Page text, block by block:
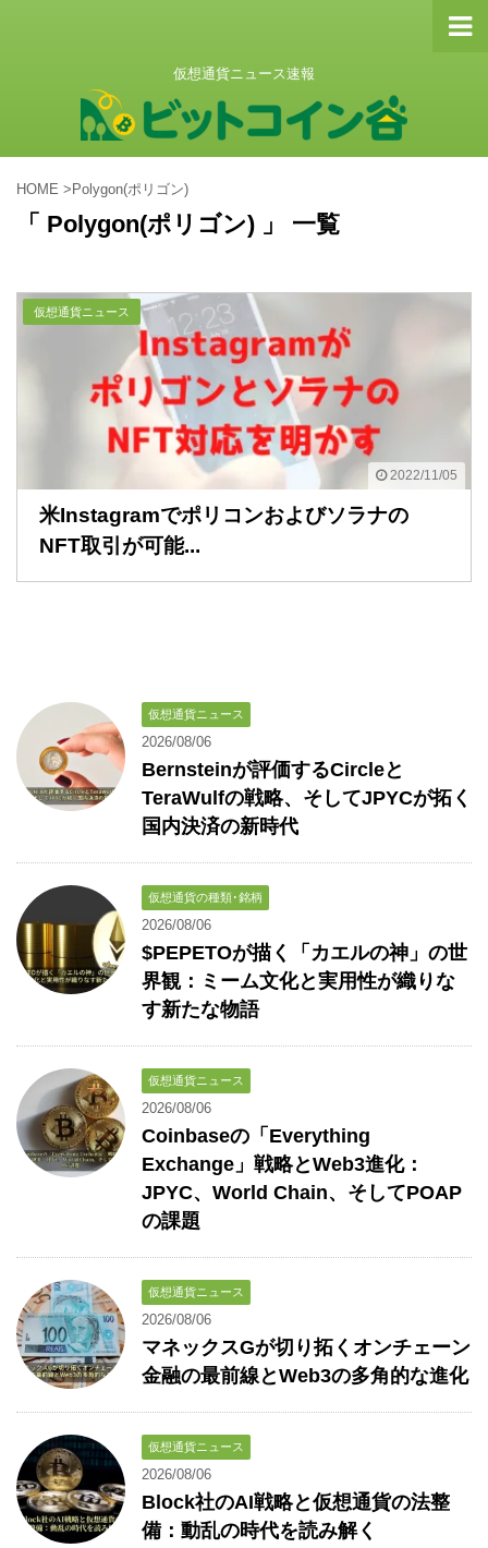
仮想通貨ニュース速報
HOME > Polygon(ポリゴン)
「 Polygon(ポリゴン) 」 一覧
2022/11/05
仮想通貨ニュース
米Instagramでポリコンおよびソラナの
NFT取引が可能...
仮想通貨ニュース
2026/08/06
Bernsteinが評価するCircleと
TeraWulfの戦略、そしてJPYCが拓く
国内決済の新時代
仮想通貨の種類･銘柄
2026/08/06
$PEPETOが描く「カエルの神」の世
界観：ミーム文化と実用性が織りな
す新たな物語
仮想通貨ニュース
2026/08/06
Coinbaseの「Everything
Exchange」戦略とWeb3進化：
JPYC、World Chain、そしてPOAP
の課題
仮想通貨ニュース
2026/08/06
マネックスGが切り拓くオンチェーン
金融の最前線とWeb3の多角的な進化
仮想通貨ニュース
2026/08/06
Block社のAI戦略と仮想通貨の法整
備：動乱の時代を読み解く